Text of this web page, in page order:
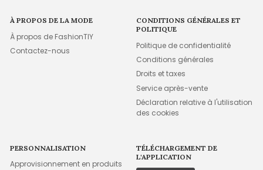
À PROPOS DE LA MODE
À propos de FashionTIY
Contactez-nous
CONDITIONS GÉNÉRALES ET
POLITIQUE
Politique de confidentialité
Conditions générales
Droits et taxes
Service après-vente
Déclaration relative à l'utilisation
des cookies
PERSONNALISATION
Approvisionnement en produits
TÉLÉCHARGEMENT DE
L'APPLICATION